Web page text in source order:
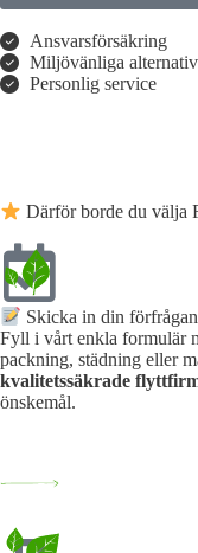
Ansvarsförsäkring
Miljövänliga alternativ
Personlig service
Därför borde du välja
Skicka in din förfrågan
Fyll i vårt enkla formulär
packning, städning eller
kvalitetssäkrade
önskemål.